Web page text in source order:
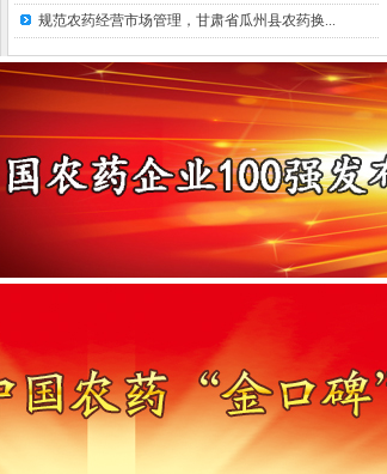
规范农药经营市场管理，甘肃省瓜州县农药换...